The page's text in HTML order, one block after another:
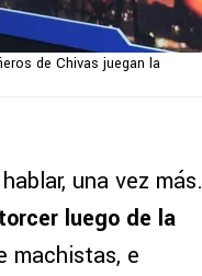
de Chivas juegan la
una vez más.
luego de la
machistas, e